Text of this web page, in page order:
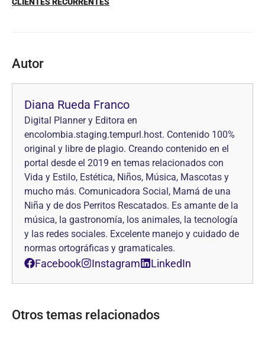
Autor
Diana Rueda Franco
Digital Planner y Editora en
encolombia.staging.tempurl.host. Contenido 100%
original y libre de plagio. Creando contenido en el
portal desde el 2019 en temas relacionados con
Vida y Estilo, Estética, Niños, Música, Mascotas y
mucho más. Comunicadora Social, Mamá de una
Niña y de dos Perritos Rescatados. Es amante de la
música, la gastronomía, los animales, la tecnología
y las redes sociales. Excelente manejo y cuidado de
normas ortográficas y gramaticales.
Facebook Instagram LinkedIn
Otros temas relacionados